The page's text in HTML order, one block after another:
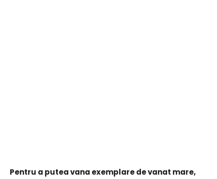
Pentru a putea vana exemplare de vanat mare,